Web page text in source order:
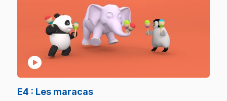
play_circle
E4 : Les maracas.